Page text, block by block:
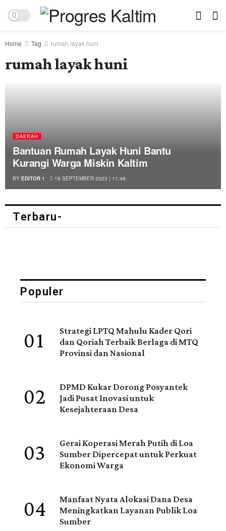
Home Tag rumah layak huni
rumah layak huni
DAERAH
Bantuan Rumah Layak Huni Bantu
Kurangi Warga Miskin Kaltim
BY EDITOR 1 19 SEPTEMBER 2023 | 11:48
Terbaru-
Populer
01 Strategi LPTQ Mahulu Kader Qori
dan Qoriah Terbaik Berlaga di MTQ
Provinsi dan Nasional
02 DPMD Kukar Dorong Posyantek
Jadi Pusat Inovasi untuk
Kesejahteraan Desa
03 Gerai Koperasi Merah Putih di Loa
Sumber Dipercepat untuk Perkuat
Ekonomi Warga
04 Manfaat Nyata Alokasi Dana Desa
Meningkatkan Layanan Publik Loa
Sumber